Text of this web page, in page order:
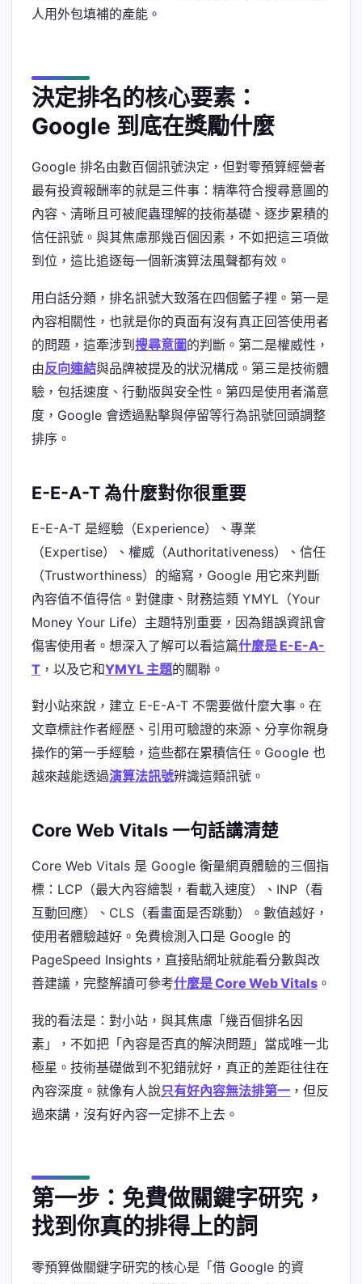
人用外包填補的產能。
決定排名的核心要素：
Google 到底在獎勵什麼
Google 排名由數百個訊號決定，但對零預算經營者
最有投資報酬率的就是三件事：精準符合搜尋意圖的
內容、清晰且可被爬蟲理解的技術基礎、逐步累積的
信任訊號。與其焦慮那幾百個因素，不如把這三項做
到位，這比追逐每一個新演算法風聲都有效。
用白話分類，排名訊號大致落在四個籃子裡。第一是
內容相關性，也就是你的頁面有沒有真正回答使用者
的問題，這牽涉到搜尋意圖的判斷。第二是權威性，
由反向連結與品牌被提及的狀況構成。第三是技術體
驗，包括速度、行動版與安全性。第四是使用者滿意
度，Google 會透過點擊與停留等行為訊號回頭調整
排序。
E-E-A-T 為什麼對你很重要
E-E-A-T 是經驗（Experience）、專業
（Expertise）、權威（Authoritativeness）、信任
（Trustworthiness）的縮寫，Google 用它來判斷
內容值不值得信。對健康、財務這類 YMYL（Your
Money Your Life）主題特別重要，因為錯誤資訊會
傷害使用者。想深入了解可以看這篇什麼是 E-E-A-
T ，以及它和YMYL 主題的關聯。
對小站來說，建立 E-E-A-T 不需要做什麼大事。在
文章標註作者經歷、引用可驗證的來源、分享你親身
操作的第一手經驗，這些都在累積信任。Google 也
越來越能透過演算法訊號辨識這類訊號。
Core Web Vitals 一句話講清楚
Core Web Vitals 是 Google 衡量網頁體驗的三個指
標：LCP（最大內容繪製，看載入速度）、INP（看
互動回應）、CLS（看畫面是否跳動）。數值越好，
使用者體驗越好。免費檢測入口是 Google 的
PageSpeed Insights，直接貼網址就能看分數與改
善建議，完整解讀可參考什麼是 Core Web Vitals 。
我的看法是：對小站，與其焦慮「幾百個排名因
素」，不如把「內容是否真的解決問題」當成唯一北
極星。技術基礎做到不犯錯就好，真正的差距往往在
內容深度。就像有人說只有好內容無法排第一 ，但反
過來講，沒有好內容一定排不上去。
第一步：免費做關鍵字研究，
找到你真的排得上的詞
零預算做關鍵字研究的核心是「借 Google 的資